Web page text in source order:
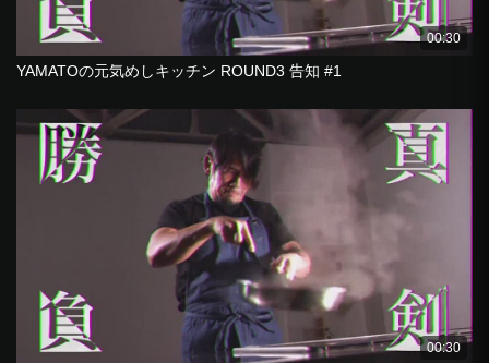
00:30
YAMATOの元気めしキッチン ROUND3 告知 #1
00:30